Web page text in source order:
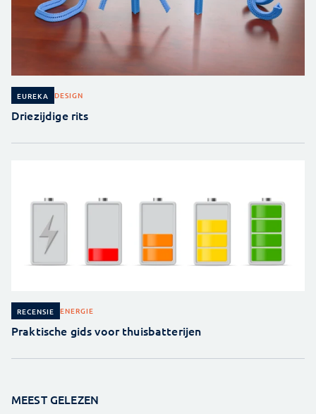
EUREKA DESIGN
Driezijdige rits
RECENSIE ENERGIE
Praktische gids voor thuisbatterijen
MEEST GELEZEN